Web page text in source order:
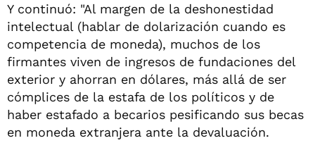
Y continuó: "Al margen de la deshonestidad
intelectual (hablar de dolarización cuando es
competencia de moneda), muchos de los
firmantes viven de ingresos de fundaciones del
exterior y ahorran en dólares, más allá de ser
cómplices de la estafa de los políticos y de
haber estafado a becarios pesificando sus becas
en moneda extranjera ante la devaluación.